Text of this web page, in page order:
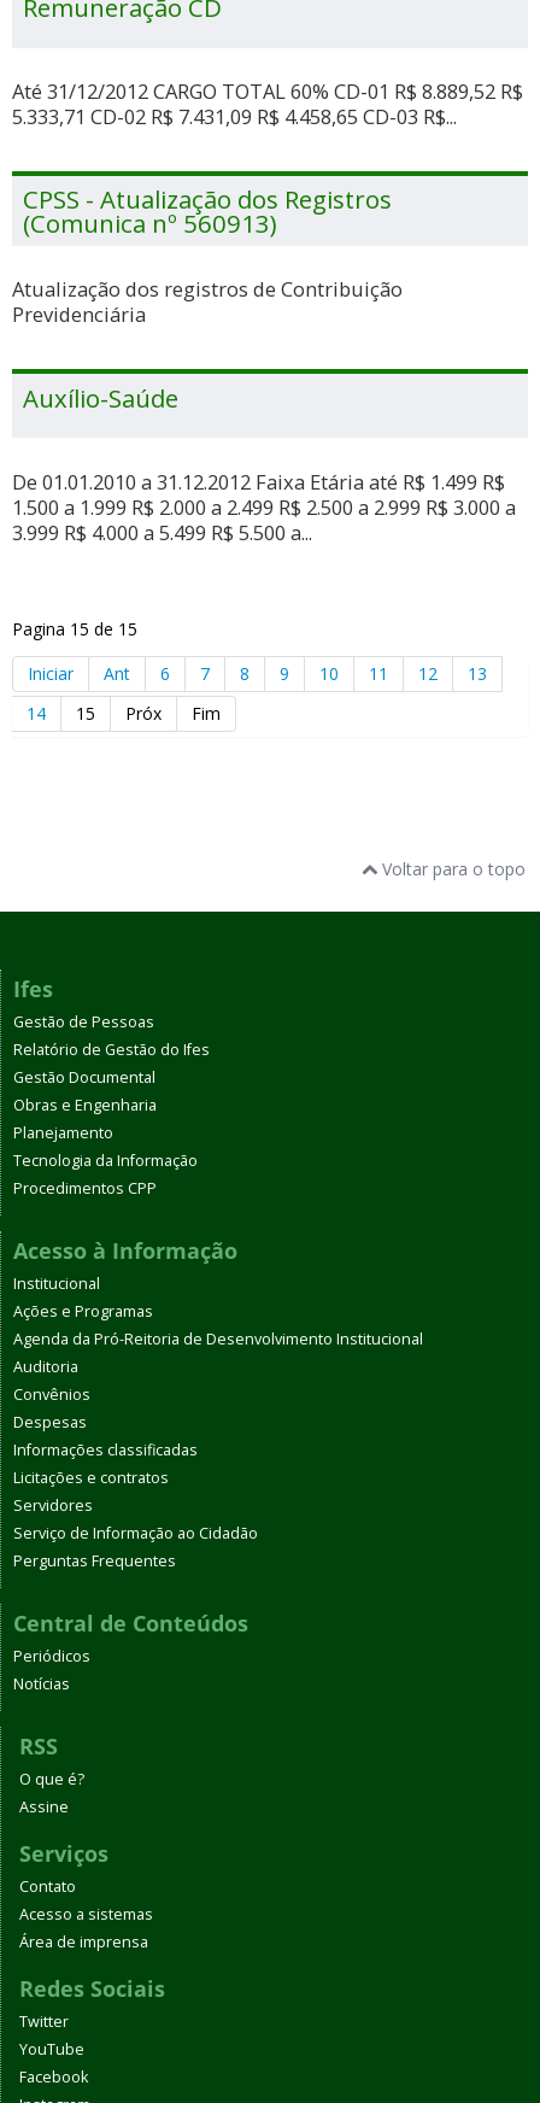
Remuneração CD
Até 31/12/2012 CARGO TOTAL 60% CD-01 R$ 8.889,52 R$
5.333,71 CD-02 R$ 7.431,09 R$ 4.458,65 CD-03 R$...
CPSS - Atualização dos Registros
(Comunica nº 560913)
Atualização dos registros de Contribuição
Previdenciária
Auxílio-Saúde
De 01.01.2010 a 31.12.2012 Faixa Etária até R$ 1.499 R$
1.500 a 1.999 R$ 2.000 a 2.499 R$ 2.500 a 2.999 R$ 3.000 a
3.999 R$ 4.000 a 5.499 R$ 5.500 a...
Pagina 15 de 15
Iniciar
Ant 6 7 8 9 10 11 12
13
14
15 Próx Fim
Voltar para o topo
Ifes
Gestão de Pessoas
Relatório de Gestão do Ifes
Gestão Documental
Obras e Engenharia
Planejamento
Tecnologia da Informação
Procedimentos CPP
Acesso à Informação
Institucional
Ações e Programas
Agenda da Pró-Reitoria de Desenvolvimento Institucional
Auditoria
Convênios
Despesas
Informações classificadas
Licitações e contratos
Servidores
Serviço de Informação ao Cidadão
Perguntas Frequentes
Central de Conteúdos
Periódicos
Notícias
RSS
O que é?
Assine
Serviços
Contato
Acesso a sistemas
Área de imprensa
Redes Sociais
Twitter
YouTube
Facebook